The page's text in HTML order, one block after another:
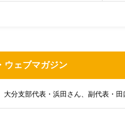
ウェブマガジン